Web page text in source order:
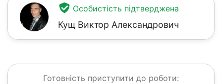
Особистість підтверджена
Кущ Виктор Александрович
Готовність приступити до роботи: